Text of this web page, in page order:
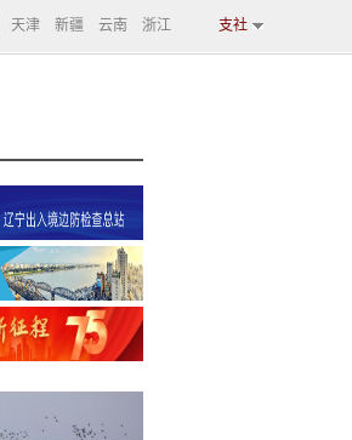
天津 新疆 云南 浙江 支社